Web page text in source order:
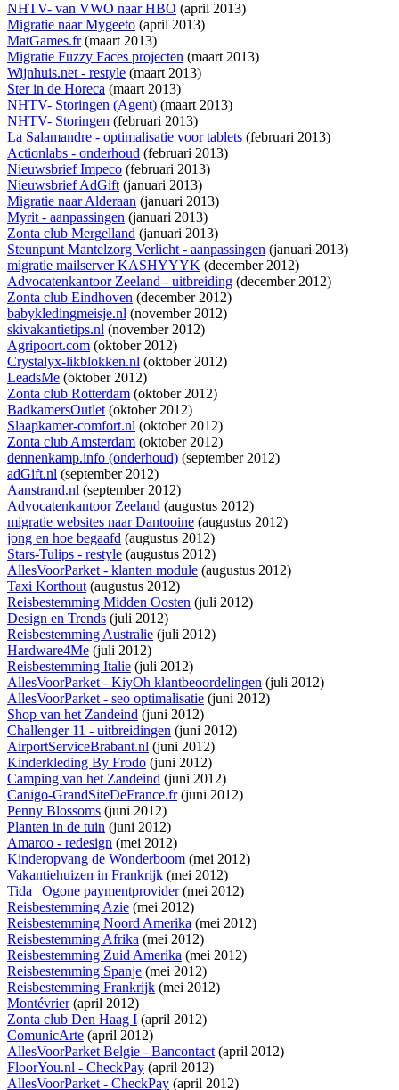
NHTV- van VWO naar HBO (april 2013)
Migratie naar Mygeeto (april 2013)
MatGames.fr(maart 2013)
Migratie Fuzzy Faces projecten (maart 2013)
Wijnhuis.net - restyle (maart 2013)
Ster in de Horeca (maart 2013)
NHTV- Storingen (Agent) (maart 2013)
NHTV- Storingen (februari 2013)
La Salamandre - optimalisatie voor tablets (februari 2013)
Actionlabs - onderhoud (februari 2013)
Nieuwsbrief Impeco (februari 2013)
Nieuwsbrief AdGift(januari 2013)
Migratie naar Alderaan (januari 2013)
Myrit - aanpassingen (januari 2013)
Zonta club Mergelland (januari 2013)
Steunpunt Mantelzorg Verlicht - aanpassingen (januari 2013)
migratie mailserver KASHYYYK (december 2012)
Advocatenkantoor Zeeland - uitbreiding (december 2012)
Zonta club Eindhoven (december 2012)
babykledingmeisje.nl (november 2012)
skivakantietips.nl (november 2012)
Agripoort.com (oktober 2012)
Crystalyx-likblokken.nl (oktober 2012)
LeadsMe (oktober 2012)
Zonta club Rotterdam (oktober 2012)
BadkamersOutlet(oktober 2012)
Slaapkamer-comfort.nl (oktober 2012)
Zonta club Amsterdam (oktober 2012)
dennenkamp.info (onderhoud) (september 2012)
adGift.nl (september 2012)
Aanstrand.nl (september 2012)
Advocatenkantoor Zeeland (augustus 2012)
migratie websites naar Dantooine (augustus 2012)
jong en hoe begaafd (augustus 2012)
Stars-Tulips - restyle (augustus 2012)
AllesVoorParket - klanten module (augustus 2012)
Taxi Korthout(augustus 2012)
Reisbestemming Midden Oosten (juli 2012)
Design en Trends (juli 2012)
Reisbestemming Australie (juli 2012)
Hardware4Me (juli 2012)
Reisbestemming Italie (juli 2012)
AllesVoorParket - KiyOh klantbeoordelingen (juli 2012)
AllesVoorParket - seo optimalisatie (juni 2012)
Shop van het Zandeind (juni 2012)
Challenger 11 - uitbreidingen (juni 2012)
AirportServiceBrabant.nl (juni 2012)
Kinderkleding By Frodo (juni 2012)
Camping van het Zandeind (juni 2012)
Canigo-GrandSiteDeFrance.fr(juni 2012)
Penny Blossoms (juni 2012)
Planten in de tuin (juni 2012)
Amaroo - redesign (mei 2012)
Kinderopvang de Wonderboom (mei 2012)
Vakantiehuizen in Frankrijk (mei 2012)
Tida | Ogone paymentprovider(mei 2012)
Reisbestemming Azie (mei 2012)
Reisbestemming Noord Amerika (mei 2012)
Reisbestemming Afrika (mei 2012)
Reisbestemming Zuid Amerika (mei 2012)
Reisbestemming Spanje (mei 2012)
Reisbestemming Frankrijk (mei 2012)
Montévrier(april 2012)
Zonta club Den Haag I (april 2012)
ComunicArte (april 2012)
AllesVoorParket Belgie - Bancontact(april 2012)
FloorYou.nl - CheckPay (april 2012)
AllesVoorParket - CheckPay (april 2012)